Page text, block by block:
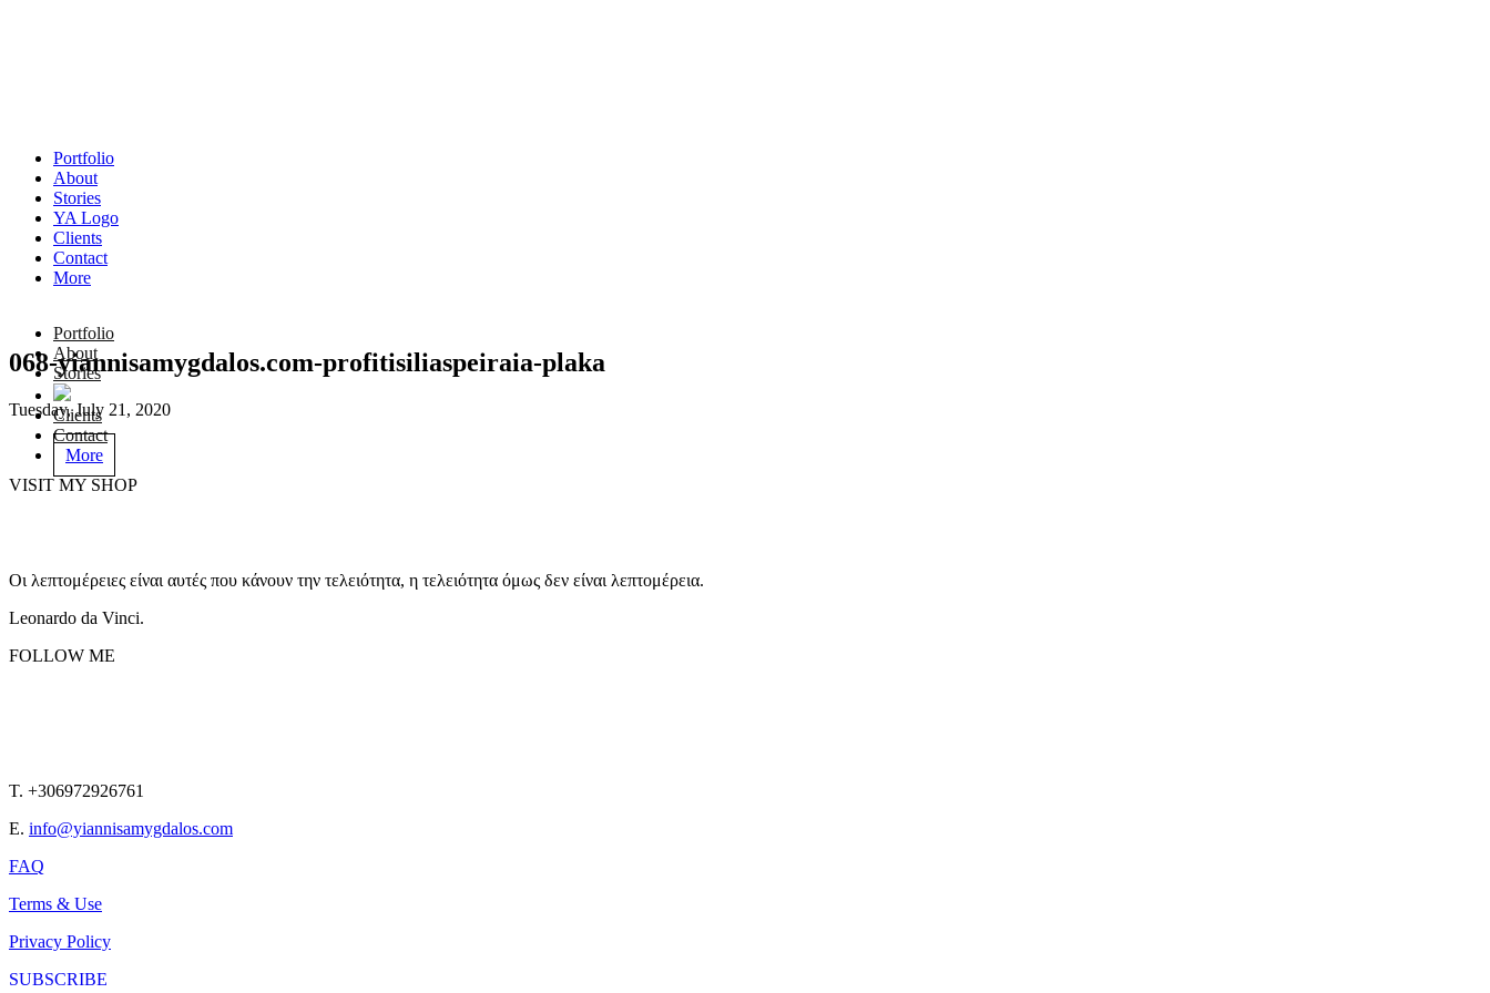
Portfolio
About
Stories
YA Logo
Clients
Contact
More
Portfolio
About
Stories
Clients
Contact
More
068-yiannisamygdalos.com-profitisiliaspeiraia-plaka
Tuesday, July 21, 2020
VISIT MY SHOP
Οι λεπτομέρειες είναι αυτές που κάνουν την τελειότητα, η τελειότητα όμως δεν είναι λεπτομέρεια.
Leonardo da Vinci.
FOLLOW ME
T. +306972926761
E. info@yiannisamygdalos.com
FAQ
Terms & Use
Privacy Policy
SUBSCRIBE